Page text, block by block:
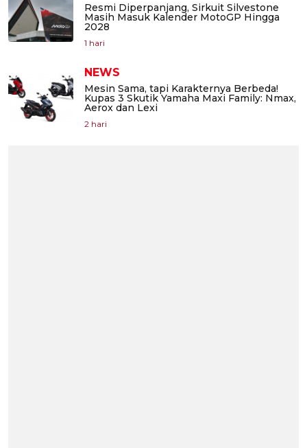
Resmi Diperpanjang, Sirkuit Silvestone
Masih Masuk Kalender MotoGP Hingga
2028
1 hari
NEWS
Mesin Sama, tapi Karakternya Berbeda!
Kupas 3 Skutik Yamaha Maxi Family: Nmax,
Aerox dan Lexi
2 hari